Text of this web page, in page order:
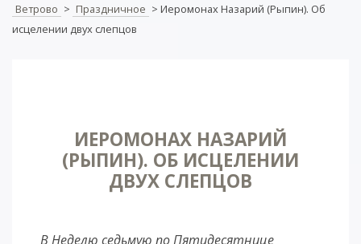
Ветрово > Праздничное > Иеромонах Назарий (Рыпин). Об
исцелении двух слепцов
ИЕРОМОНАХ НАЗАРИЙ
(РЫПИН). ОБ ИСЦЕЛЕНИИ
ДВУХ СЛЕПЦОВ
В Неделю седьмую по Пятидесятнице